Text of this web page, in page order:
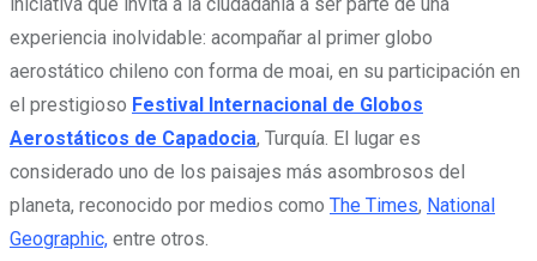
experiencia inolvidable: acompañar al primer globo
aerostático chileno con forma de moai, en su participación en
el prestigioso Festival Internacional de Globos
Aerostáticos de Capadocia, Turquía. El lugar es
considerado uno de los paisajes más asombrosos del
planeta, reconocido por medios como The Times, National
Geographic, entre otros.